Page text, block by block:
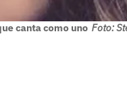
canta como uno Foto: